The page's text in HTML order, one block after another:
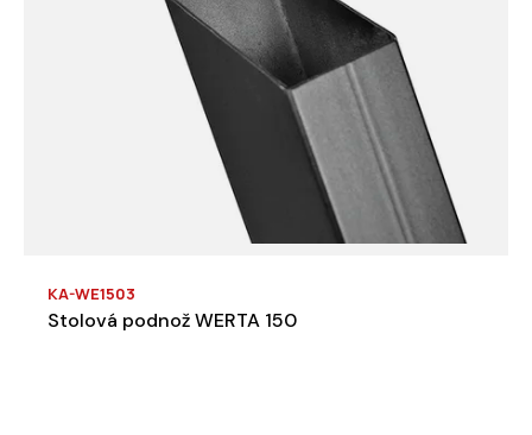
KA-WE1503
Stolová podnož WERTA 150